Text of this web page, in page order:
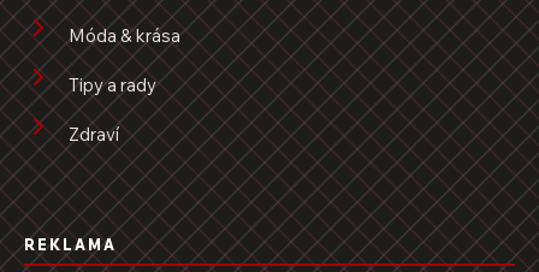
Móda & krása
Tipy a rady
Zdraví
REKLAMA